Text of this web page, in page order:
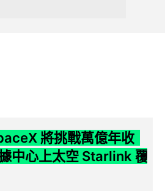
將挑戰萬億年收
中心上太空 Starlink 覆